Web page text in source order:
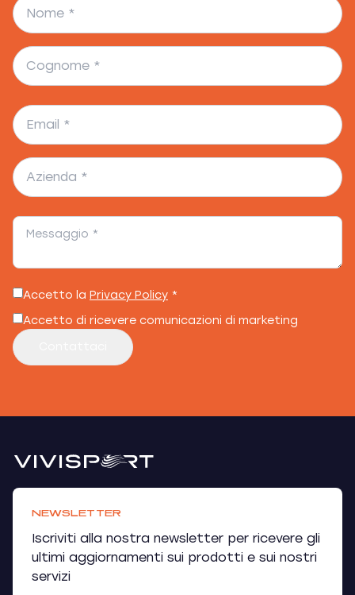
Accetto la Privacy Policy *
Accetto di ricevere comunicazioni di marketing
NEWSLETTER
Iscriviti alla nostra newsletter per ricevere gli
ultimi aggiornamenti sui prodotti e sui nostri
servizi